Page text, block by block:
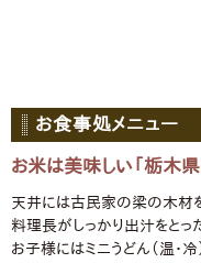
お食事処メニュー
お米は美味しい「栃木県
天井には古民家の梁の木材
料理長がしっかり出汁をとっ
お子様にはミニうどん（温・冷